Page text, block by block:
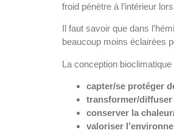
froid pénètre à l’intérieur
Il faut savoir que dans
beaucoup moins éclairées
La conception
capter/se protéger
transformer/diffuser
conserver la
valoriser